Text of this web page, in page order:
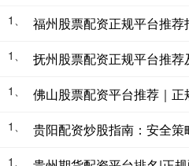
1、 福州股票配资正规平台推荐
1、 抚州股票配资正规平台推荐
1、 佛山股票配资平台推荐｜正
1、 贵阳配资炒股指南：安全策
1、